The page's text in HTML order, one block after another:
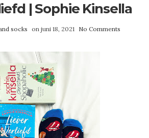
| Sophie Kinsella
socks on juni 18, 2021 No Comments